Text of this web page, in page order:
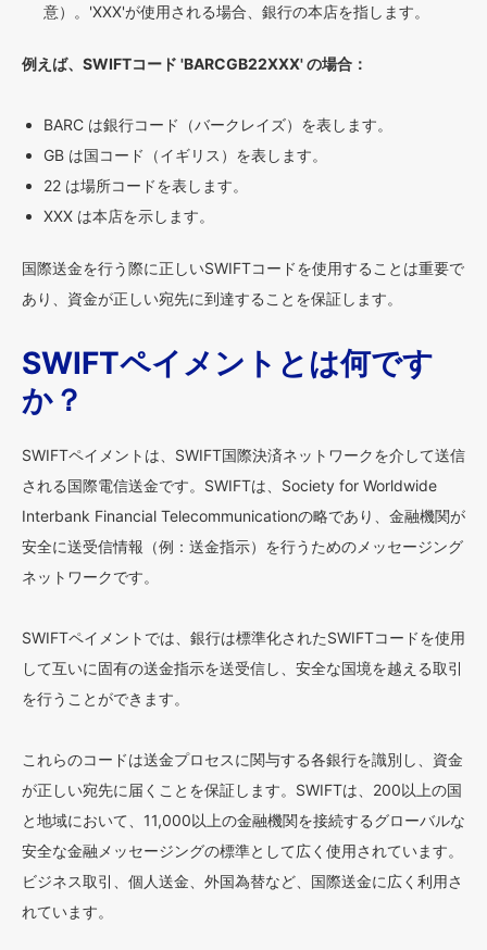
意）。'XXX'が使用される場合、銀行の本店を指します。
例えば、SWIFTコード 'BARCGB22XXX' の場合：
BARC は銀行コード（バークレイズ）を表します。
GB は国コード（イギリス）を表します。
22 は場所コードを表します。
XXX は本店を示します。
国際送金を行う際に正しいSWIFTコードを使用することは重要で
あり、資金が正しい宛先に到達することを保証します。
SWIFTペイメントとは何です
か？
SWIFTペイメントは、SWIFT国際決済ネットワークを介して送信
される国際電信送金です。SWIFTは、Society for Worldwide
Interbank Financial Telecommunicationの略であり、金融機関が
安全に送受信情報（例：送金指示）を行うためのメッセージング
ネットワークです。
SWIFTペイメントでは、銀行は標準化されたSWIFTコードを使用
して互いに固有の送金指示を送受信し、安全な国境を越える取引
を行うことができます。
これらのコードは送金プロセスに関与する各銀行を識別し、資金
が正しい宛先に届くことを保証します。SWIFTは、200以上の国
と地域において、11,000以上の金融機関を接続するグローバルな
安全な金融メッセージングの標準として広く使用されています。
ビジネス取引、個人送金、外国為替など、国際送金に広く利用さ
れています。